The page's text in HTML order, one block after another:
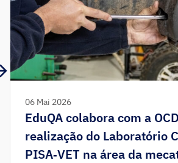
06 Mai 2026
EduQA colabora com a
realização do Laboratório
PISA‑VET na área da